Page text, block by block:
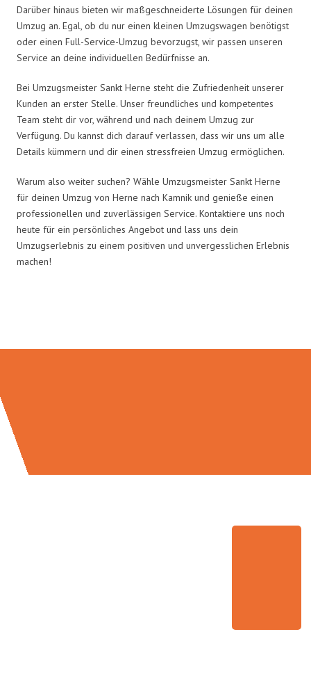
Darüber hinaus bieten wir maßgeschneiderte Lösungen für deinen
Umzug an. Egal, ob du nur einen kleinen Umzugswagen benötigst
oder einen Full-Service-Umzug bevorzugst, wir passen unseren
Service an deine individuellen Bedürfnisse an.
Bei Umzugsmeister Sankt Herne steht die Zufriedenheit unserer
Kunden an erster Stelle. Unser freundliches und kompetentes
Team steht dir vor, während und nach deinem Umzug zur
Verfügung. Du kannst dich darauf verlassen, dass wir uns um alle
Details kümmern und dir einen stressfreien Umzug ermöglichen.
Warum also weiter suchen? Wähle Umzugsmeister Sankt Herne
für deinen Umzug von Herne nach Kamnik und genieße einen
professionellen und zuverlässigen Service. Kontaktiere uns noch
heute für ein persönliches Angebot und lass uns dein
Umzugserlebnis zu einem positiven und unvergesslichen Erlebnis
machen!